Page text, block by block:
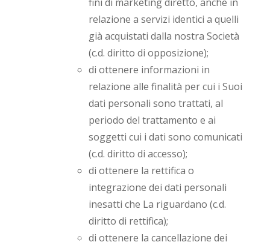
relazione a servizi identici a quelli
già acquistati dalla nostra Società
(c.d. diritto di opposizione);
di ottenere informazioni in
relazione alle finalità per cui i Suoi
dati personali sono trattati, al
periodo del trattamento e ai
soggetti cui i dati sono comunicati
(c.d. diritto di accesso);
di ottenere la rettifica o
integrazione dei dati personali
inesatti che La riguardano (c.d.
diritto di rettifica);
di ottenere la cancellazione dei